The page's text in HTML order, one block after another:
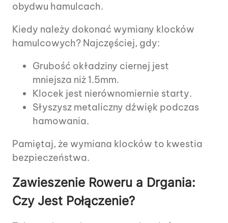
obydwu hamulcach.
Kiedy należy dokonać wymiany klocków
hamulcowych? Najczęściej, gdy:
Grubość okładziny ciernej jest
mniejsza niż 1.5mm.
Klocek jest nierównomiernie starty.
Słyszysz metaliczny dźwięk podczas
hamowania.
Pamiętaj, że wymiana klocków to kwestia
bezpieczeństwa.
Zawieszenie Roweru a Drgania:
Czy Jest Połączenie?